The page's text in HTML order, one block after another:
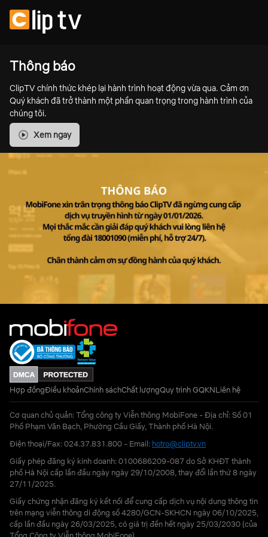
Thông báo
ClipTV chính thức khép lại hành trình hoạt động vừa qua. Cảm ơn
Quý khách đã trở thành một phần quan trọng trong hành trình của
chúng tôi.
Xem ngay
Hợp đồngĐiều khoảnChính sáchChất lượngQuy trình GQKNLiên hệ
Cơ quan chủ quản: Tổng công ty Viễn thông MobiFone - Địa chỉ: Số 01
Phố Phạm Văn Bạch, Phường Cầu Giấy, Thành phố Hà Nội.
Điện thoại/Fax: 024.37.831.800 - Email: hotro@cliptv.vn
Giấy phép đăng ký kinh doanh: 0100686209-087 do Sở KHĐT thành
phố Hà Nội cấp lần đầu ngày ngày 29/10/2008, thay đổi lần thứ 8 ngày
27/11/2025.
Giấy chứng nhận đăng ký kết nối để cung cấp dịch vụ nội dung thông tin
trên mạng viễn thông di động số 4280/GCN-SKHCN ngày 06/10/2025,
cấp lần đầu ngày 26/03/2025, có giá trị đến hết ngày 25/03/2030 (của